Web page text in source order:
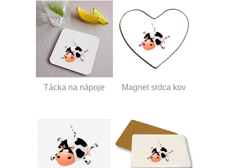
Tácka na nápoje Magnet srdca kov